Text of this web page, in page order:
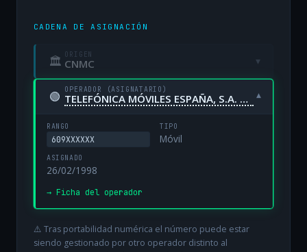
CADENA DE ASIGNACIÓN
🏛 ORIGEN
CNMC ▾
🟢 OPERADOR (ASIGNATARIO)
TELEFÓNICA MÓVILES ESPAÑA, S.A. UNIPERSONAL ▾
RANGO
609XXXXXX
TIPO
Móvil
ASIGNADO
26/02/1998
→ Ficha del operador
⚠️ Tras portabilidad numérica el número puede estar
siendo gestionado por otro operador distinto al